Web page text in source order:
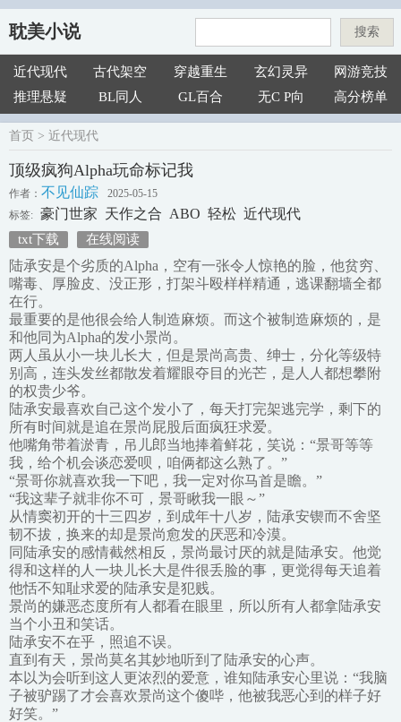
耽美小说 搜索
近代现代 古代架空 穿越重生 玄幻灵异
网游竞技
推理悬疑
BL同人 GL百合 无C P向 高分榜单
首页 > 近代现代
顶级疯狗Alpha玩命标记我
作者： 不见仙踪
2025-05-15
标签: 豪门世家 天作之合 ABO 轻松 近代现代
txt下载 在线阅读
陆承安是个劣质的Alpha，空有一张令人惊艳的脸，他贫穷、
嘴毒、厚脸皮、没正形，打架斗殴样样精通，逃课翻墙全都
在行。
最重要的是他很会给人制造麻烦。而这个被制造麻烦的，是
和他同为Alpha的发小景尚。
两人虽从小一块儿长大，但是景尚高贵、绅士，分化等级特
别高，连头发丝都散发着耀眼夺目的光芒，是人人都想攀附
的权贵少爷。
陆承安最喜欢自己这个发小了，每天打完架逃完学，剩下的
所有时间就是追在景尚屁股后面疯狂求爱。
他嘴角带着淤青，吊儿郎当地捧着鲜花，笑说：“景哥等等
我，给个机会谈恋爱呗，咱俩都这么熟了。”
“景哥你就喜欢我一下吧，我一定对你马首是瞻。”
“我这辈子就非你不可，景哥瞅我一眼～”
从情窦初开的十三四岁，到成年十八岁，陆承安锲而不舍坚
韧不拔，换来的却是景尚愈发的厌恶和冷漠。
同陆承安的感情截然相反，景尚最讨厌的就是陆承安。他觉
得和这样的人一块儿长大是件很丢脸的事，更觉得每天追着
他恬不知耻求爱的陆承安是犯贱。
景尚的嫌恶态度所有人都看在眼里，所以所有人都拿陆承安
当个小丑和笑话。
陆承安不在乎，照追不误。
直到有天，景尚莫名其妙地听到了陆承安的心声。
本以为会听到这人更浓烈的爱意，谁知陆承安心里说：“我脑
子被驴踢了才会喜欢景尚这个傻哔，他被我恶心到的样子好
好笑。”